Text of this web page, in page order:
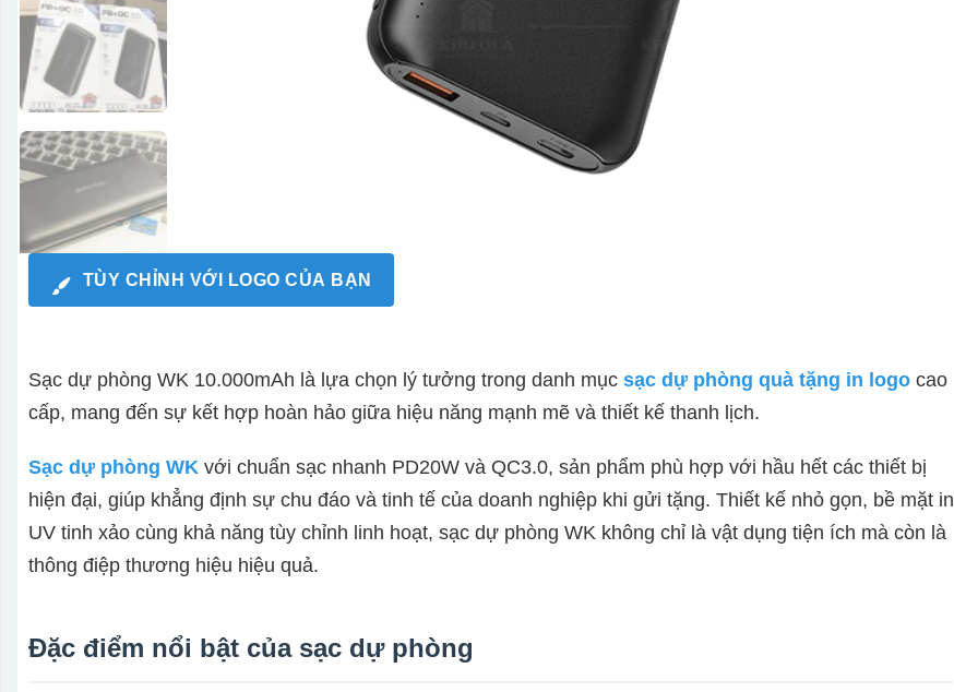
TÙY CHỈNH VỚI LOGO CỦA BẠN
Sạc dự phòng WK 10.000mAh là lựa chọn lý tưởng trong danh mục sạc dự phòng quà tặng in logocao
cấp, mang đến sự kết hợp hoàn hảo giữa hiệu năng mạnh mẽ và thiết kế thanh lịch.
Sạc dự phòng WK với chuẩn sạc nhanh PD20W và QC3.0, sản phẩm phù hợp với hầu hết các thiết bị
hiện đại, giúp khẳng định sự chu đáo và tinh tế của doanh nghiệp khi gửi tặng. Thiết kế nhỏ gọn, bề mặt in
UV tinh xảo cùng khả năng tùy chỉnh linh hoạt, sạc dự phòng WK không chỉ là vật dụng tiện ích mà còn là
thông điệp thương hiệu hiệu quả.
Đặc điểm nổi bật của sạc dự phòng